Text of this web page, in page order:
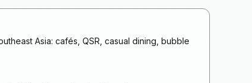
Asia: cafés, QSR, casual dining, bubble